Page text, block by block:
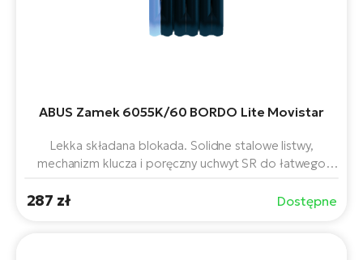
ABUS Zamek 6055K/60 BORDO Lite Movistar
Lekka składana blokada. Solidne stalowe listwy,
mechanizm klucza i poręczny uchwyt SR do łatwego
zapewnia elastyczne zabezpieczenie roweru lub roweru
287 zł Dostępne